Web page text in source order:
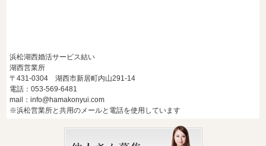
浜松湖西婚活サービス結い
湖西営業所
〒431-0304 湖西市新居町内山291-14
電話：053-569-6481
mail：info@hamakonyui.com
※浜松営業所と共用のメールと電話を使用しています